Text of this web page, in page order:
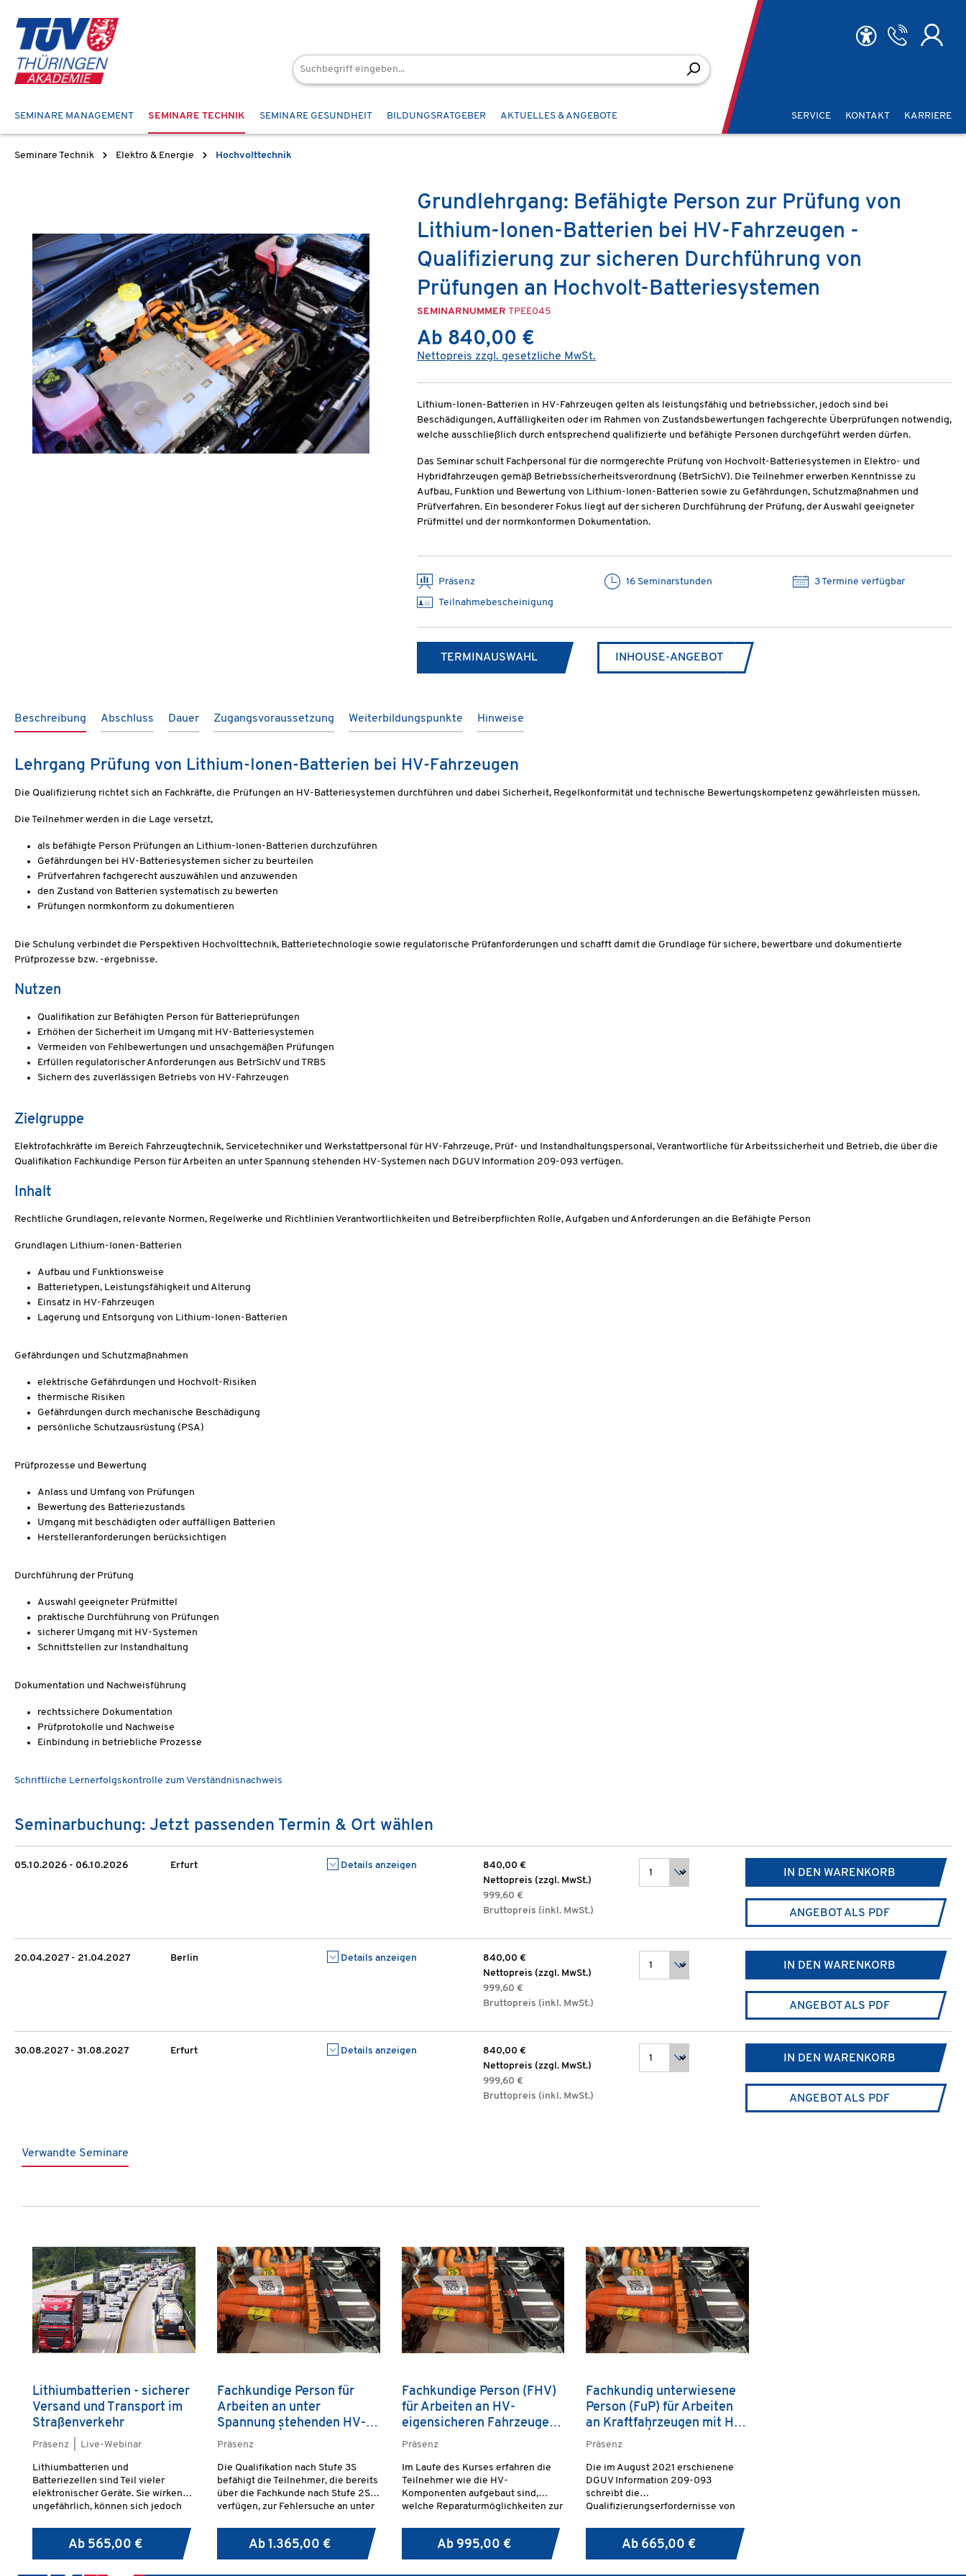
Hauptinhalt springen
Zur Suche springen
Zur Hauptnavigation springen
SEMINARE MANAGEMENT SEMINARE TECHNIK SEMINARE GESUNDHEIT BILDUNGSRATGEBER AKTUELLES & ANGEBOTE SERVICE KONTAKT KARRIERE
Seminare Technik Elektro & Energie Hochvolttechnik
Grundlehrgang: Befähigte Person zur Prüfung von
Lithium-Ionen-Batterien bei HV-Fahrzeugen -
Qualifizierung zur sicheren Durchführung von
Prüfungen an Hochvolt-Batteriesystemen
SEMINARNUMMER TPEE045
Ab 840,00 €
Nettopreis zzgl. gesetzliche MwSt.
Lithium-Ionen-Batterien in HV-Fahrzeugen gelten als leistungsfähig und betriebssicher, jedoch sind bei
Beschädigungen, Auffälligkeiten oder im Rahmen von Zustandsbewertungen fachgerechte Überprüfungen notwendig,
welche ausschließlich durch entsprechend qualifizierte und befähigte Personen durchgeführt werden dürfen.
Das Seminar schult Fachpersonal für die normgerechte Prüfung von Hochvolt-Batteriesystemen in Elektro- und
Hybridfahrzeugen gemäß Betriebssicherheitsverordnung (BetrSichV). Die Teilnehmer erwerben Kenntnisse zu
Aufbau, Funktion und Bewertung von Lithium-Ionen-Batterien sowie zu Gefährdungen, Schutzmaßnahmen und
Prüfverfahren. Ein besonderer Fokus liegt auf der sicheren Durchführung der Prüfung, der Auswahl geeigneter
Prüfmittel und der normkonformen Dokumentation.
Präsenz 16 Seminarstunden
3 Termine verfügbar
Teilnahmebescheinigung
TERMINAUSWAHL INHOUSE-ANGEBOT
Beschreibung Abschluss Dauer Zugangsvoraussetzung Weiterbildungspunkte Hinweise
Lehrgang Prüfung von Lithium-Ionen-Batterien bei HV-Fahrzeugen
Die Qualifizierung richtet sich an Fachkräfte, die Prüfungen an HV-Batteriesystemen durchführen und dabei Sicherheit, Regelkonformität und technische Bewertungskompetenz gewährleisten müssen.
Die Teilnehmer werden in die Lage versetzt,
als befähigte Person Prüfungen an Lithium-Ionen-Batterien durchzuführen
Gefährdungen bei HV-Batteriesystemen sicher zu beurteilen
Prüfverfahren fachgerecht auszuwählen und anzuwenden
den Zustand von Batterien systematisch zu bewerten
Prüfungen normkonform zu dokumentieren
Die Schulung verbindet die Perspektiven Hochvolttechnik, Batterietechnologie sowie regulatorische Prüfanforderungen und schafft damit die Grundlage für sichere, bewertbare und dokumentierte
Prüfprozesse bzw. -ergebnisse.
Nutzen
Qualifikation zur Befähigten Person für Batterieprüfungen
Erhöhen der Sicherheit im Umgang mit HV-Batteriesystemen
Vermeiden von Fehlbewertungen und unsachgemäßen Prüfungen
Erfüllen regulatorischer Anforderungen aus BetrSichV und TRBS
Sichern des zuverlässigen Betriebs von HV-Fahrzeugen
Zielgruppe
Elektrofachkräfte im Bereich Fahrzeugtechnik, Servicetechniker und Werkstattpersonal für HV-Fahrzeuge, Prüf- und Instandhaltungspersonal, Verantwortliche für Arbeitssicherheit und Betrieb, die über die
Qualifikation Fachkundige Person für Arbeiten an unter Spannung stehenden HV-Systemen nach DGUV Information 209-093 verfügen.
Inhalt
Rechtliche Grundlagen, relevante Normen, Regelwerke und Richtlinien Verantwortlichkeiten und Betreiberpflichten Rolle, Aufgaben und Anforderungen an die Befähigte Person
Grundlagen Lithium-Ionen-Batterien
Aufbau und Funktionsweise
Batterietypen, Leistungsfähigkeit und Alterung
Einsatz in HV-Fahrzeugen
Lagerung und Entsorgung von Lithium-Ionen-Batterien
Gefährdungen und Schutzmaßnahmen
elektrische Gefährdungen und Hochvolt-Risiken
thermische Risiken
Gefährdungen durch mechanische Beschädigung
persönliche Schutzausrüstung (PSA)
Prüfprozesse und Bewertung
Anlass und Umfang von Prüfungen
Bewertung des Batteriezustands
Umgang mit beschädigten oder auffälligen Batterien
Herstelleranforderungen berücksichtigen
Durchführung der Prüfung
Auswahl geeigneter Prüfmittel
praktische Durchführung von Prüfungen
sicherer Umgang mit HV-Systemen
Schnittstellen zur Instandhaltung
Dokumentation und Nachweisführung
rechtssichere Dokumentation
Prüfprotokolle und Nachweise
Einbindung in betriebliche Prozesse
Schriftliche Lernerfolgskontrolle zum Verständnisnachweis
Seminarbuchung: Jetzt passenden Termin & Ort wählen
05.10.2026 - 06.10.2026 Erfurt Details anzeigen
840,00 €
Nettopreis (zzgl. MwSt.)
999,60 €
Bruttopreis (inkl. MwSt.)
IN DEN WARENKORB
ANGEBOT ALS PDF
20.04.2027 - 21.04.2027 Berlin Details anzeigen
840,00 €
Nettopreis (zzgl. MwSt.)
999,60 €
Bruttopreis (inkl. MwSt.)
IN DEN WARENKORB
ANGEBOT ALS PDF
30.08.2027 - 31.08.2027 Erfurt Details anzeigen
840,00 €
Nettopreis (zzgl. MwSt.)
999,60 €
Bruttopreis (inkl. MwSt.)
IN DEN WARENKORB
ANGEBOT ALS PDF
Verwandte Seminare
Lithiumbatterien - sicherer
Versand und Transport im
Straßenverkehr
Präsenz | Live-Webinar
Lithiumbatterien und
Batteriezellen sind Teil vieler
elektronischer Geräte. Sie wirken
ungefährlich, können sich jedoch
Ab 565,00 €
Fachkundige Person für
Arbeiten an unter
Spannung stehenden HV-
Systemen | Stufe 3S
Präsenz
Die Qualifikation nach Stufe 3S
befähigt die Teilnehmer, die bereits
über die Fachkunde nach Stufe 2S
verfügen, zur Fehlersuche an unter
Ab1.365,00 €
Fachkundige Person (FHV)
für Arbeiten an HV-
eigensicheren Fahrzeugen |
Stufe 2S
Präsenz
Im Laufe des Kurses erfahren die
Teilnehmer wie die HV-
Komponenten aufgebaut sind,
welche Reparaturmöglichkeiten zur
der Regel vorhandene Messpunkte
für die Prüfarbeiten befinden.
Ab995,00 €
Fachkundig unterwiesene
Person (FuP) für Arbeiten
an Kraftfahrzeugen mit HV-
Systemen | Stufe 1S
Präsenz
Die im August 2021 erschienene
DGUV Information 209-093
schreibt die
Qualifizierungserfordernisse von
Systemen und deren Komponenten
ausführen.
Ab 665,00 €